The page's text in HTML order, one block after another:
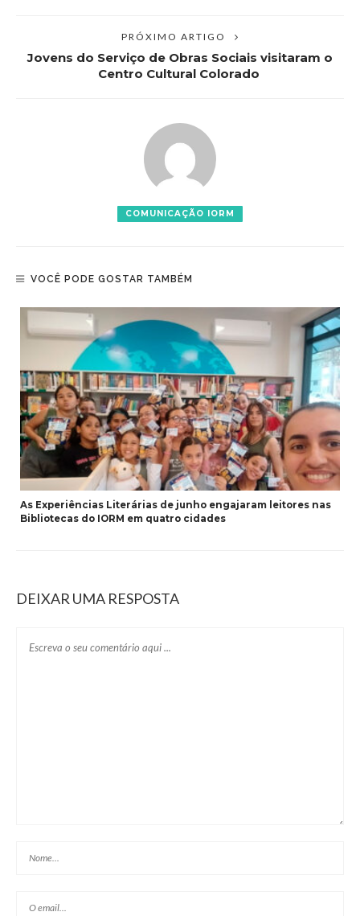
PRÓXIMO ARTIGO
Jovens do Serviço de Obras Sociais visitaram o
Centro Cultural Colorado
COMUNICAÇÃO IORM
VOCÊ PODE GOSTAR TAMBÉM
As Experiências Literárias de junho engajaram leitores nas
Bibliotecas do IORM em quatro cidades
DEIXAR UMA RESPOSTA